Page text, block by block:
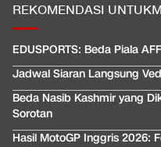
REKOMENDASI
EDUSPORTS: Beda Piala
Jadwal Siaran Langsung
Beda Nasib Kashmir yang
Sorotan
Hasil MotoGP Inggris 2026: